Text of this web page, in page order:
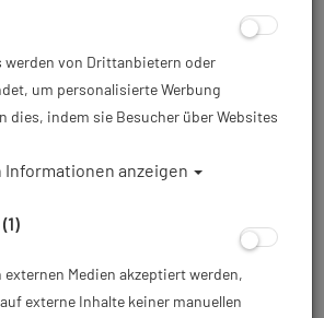
werden von Drittanbietern oder
um personalisierte Werbung
dies, indem sie Besucher über Websites
Informationen anzeigen
externen Medien akzeptiert werden,
externe Inhalte keiner manuellen